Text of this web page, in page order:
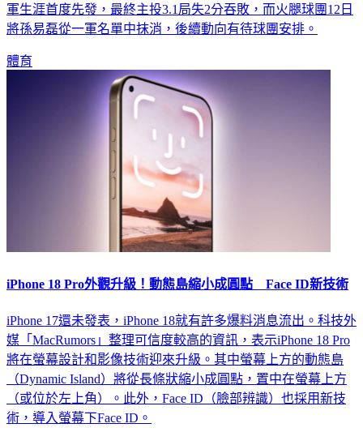
軍生涯首度先發，最終主投3.1局失2分吞敗，而火腿球團12日
將孫易磊從一軍名單中抹消，後續動向有待球團安排。
體育
iPhone 18 Pro外觀升級！動態島縮小成圓點 Face ID新技術
iPhone 17還未發表，iPhone 18就有許多爆料消息流出。科技外
媒「MacRumors」整理可信度較高的資訊，表示iPhone 18 Pro
將在螢幕設計和影像技術迎來升級。其中螢幕上方的動態島
（Dynamic Island）將從長條狀縮小成圓點，置中在螢幕上方
（或位於左上角）。此外，Face ID（臉部辨識）也採用新技
術，導入螢幕下Face ID。